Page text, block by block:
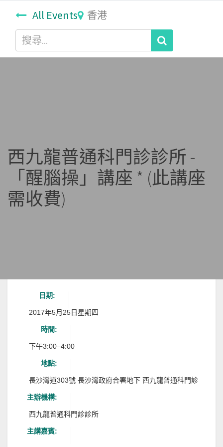
All Events 香港
西九龍普通科門診診所 -
「醒腦操」講座 * (此講座
需收費)
日期:
2017年5月25日星期四
時間:
下午3:00–4:00
地點:
長沙灣道303號 長沙灣政府合署地下 西九龍普通科門診
主辦機構:
西九龍普通科門診診所
主講嘉賓: